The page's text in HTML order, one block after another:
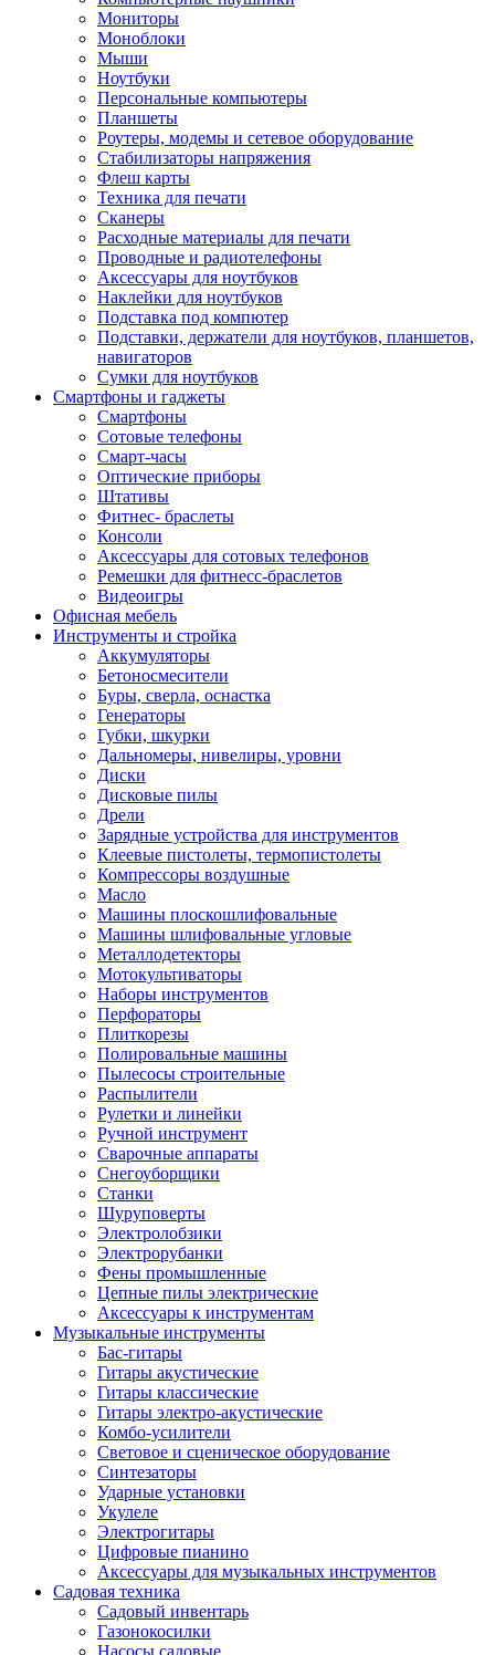
Мониторы
Моноблоки
Мыши
Ноутбуки
Персональные компьютеры
Планшеты
Роутеры, модемы и сетевое оборудование
Стабилизаторы напряжения
Флеш карты
Техника для печати
Сканеры
Расходные материалы для печати
Проводные и радиотелефоны
Аксессуары для ноутбуков
Наклейки для ноутбуков
Подставка под компютер
Подставки, держатели для ноутбуков, планшетов,
навигаторов
Сумки для ноутбуков
Смартфоны и гаджеты
Смартфоны
Сотовые телефоны
Смарт-часы
Оптические приборы
Штативы
Фитнес- браслеты
Консоли
Аксессуары для сотовых телефонов
Ремешки для фитнесс-браслетов
Видеоигры
Офисная мебель
Инструменты и стройка
Аккумуляторы
Бетоносмесители
Буры, сверла, оснастка
Генераторы
Губки, шкурки
Дальномеры, нивелиры, уровни
Диски
Дисковые пилы
Дрели
Зарядные устройства для инструментов
Клеевые пистолеты, термопистолеты
Компрессоры воздушные
Масло
Машины плоскошлифовальные
Машины шлифовальные угловые
Металлодетекторы
Мотокультиваторы
Наборы инструментов
Перфораторы
Плиткорезы
Полировальные машины
Пылесосы строительные
Распылители
Рулетки и линейки
Ручной инструмент
Сварочные аппараты
Снегоуборщики
Станки
Шуруповерты
Электролобзики
Электрорубанки
Фены промышленные
Цепные пилы электрические
Аксессуары к инструментам
Музыкальные инструменты
Бас-гитары
Гитары акустические
Гитары классические
Гитары электро-акустические
Комбо-усилители
Световое и сценическое оборудование
Синтезаторы
Ударные установки
Укулеле
Электрогитары
Цифровые пианино
Аксессуары для музыкальных инструментов
Садовая техника
Садовый инвентарь
Газонокосилки
Насосы садовые